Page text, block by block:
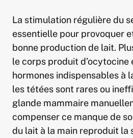
La stimulation régulière du
essentielle pour provoquer
bonne production de lait.
le corps produit d’ocytocine
hormones indispensables à
les tétées sont rares ou
glande mammaire
compenser ce manque de
du lait à la main reproduit la